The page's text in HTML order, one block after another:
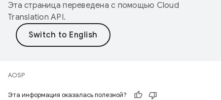
Эта страница переведена с помощью Cloud
Translation API.
AOSP
Эта информация оказалась полезной?